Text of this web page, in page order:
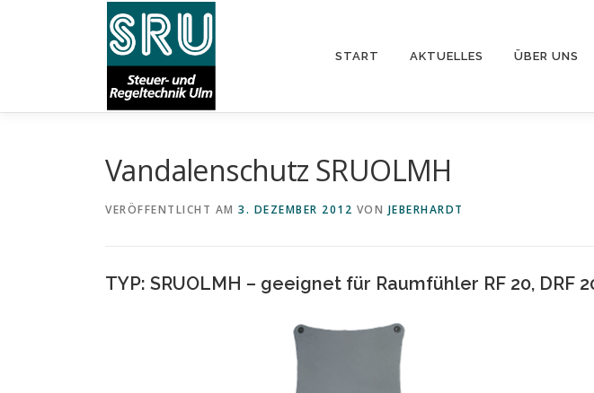
START AKTUELLES ÜBER UNS
Vandalenschutz SRUOLMH
VERÖFFENTLICHT AM 3. DEZEMBER 2012 VON JEBERHARDT
TYP: SRUOLMH – geeignet für Raumfühler RF 20, DRF